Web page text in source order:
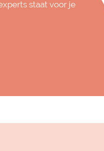
staat voor je